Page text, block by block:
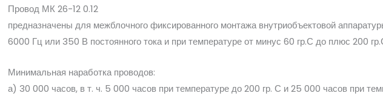
Провод МК 26-12 0.12
предназначены для межблочного фиксированного монтажа внутриобъектовой
6000 Гц или 350 В постоянного тока и при температуре от минус 60 гр.С до плюс 200
Минимальная наработка проводов:
а) 30 000 часов, в т. ч. 5 000 часов при температуре до 200 гр. С и 25 000 часов при